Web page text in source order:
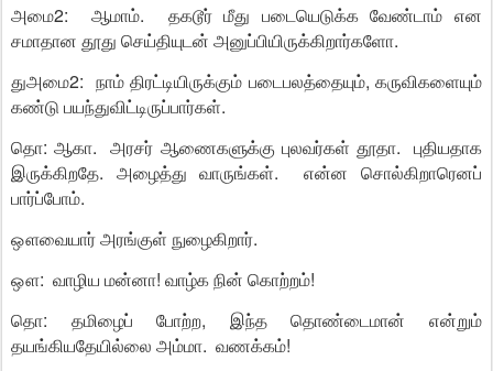
அமை2: ஆமாம். தகடூர் மீது படையெடுக்க வேண்டாம் என
சமாதான தூது செய்தியுடன் அனுப்பியிருக்கிறார்களோ.
துஅமை2: நாம் திரட்டியிருக்கும் படைபலத்தையும், கருவிகளையும்
கண்டு பயந்துவிட்டிருப்பார்கள்.
தொ: ஆகா. அரசர் ஆணைகளுக்கு புலவர்கள் தூதா. புதியதாக
இருக்கிறதே. அழைத்து வாருங்கள். என்ன சொல்கிறாரெனப்
பார்ப்போம்.
ஔவையார் அரங்குள் நுழைகிறார்.
ஔ: வாழிய மன்னா! வாழ்க நின் கொற்றம்!
தொ: தமிழைப் போற்ற, இந்த தொண்டைமான் என்றும்
தயங்கியதேயில்லை அம்மா. வணக்கம்!